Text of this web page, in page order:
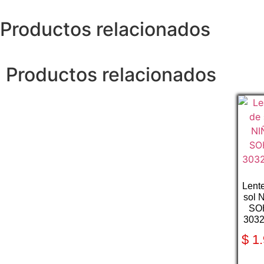
Productos relacionados
Productos relacionados
sol
$